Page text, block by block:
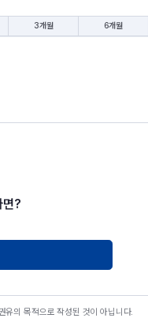
3개월 6개월
면?
유의 목적으로 작성된 것이 아닙니다.